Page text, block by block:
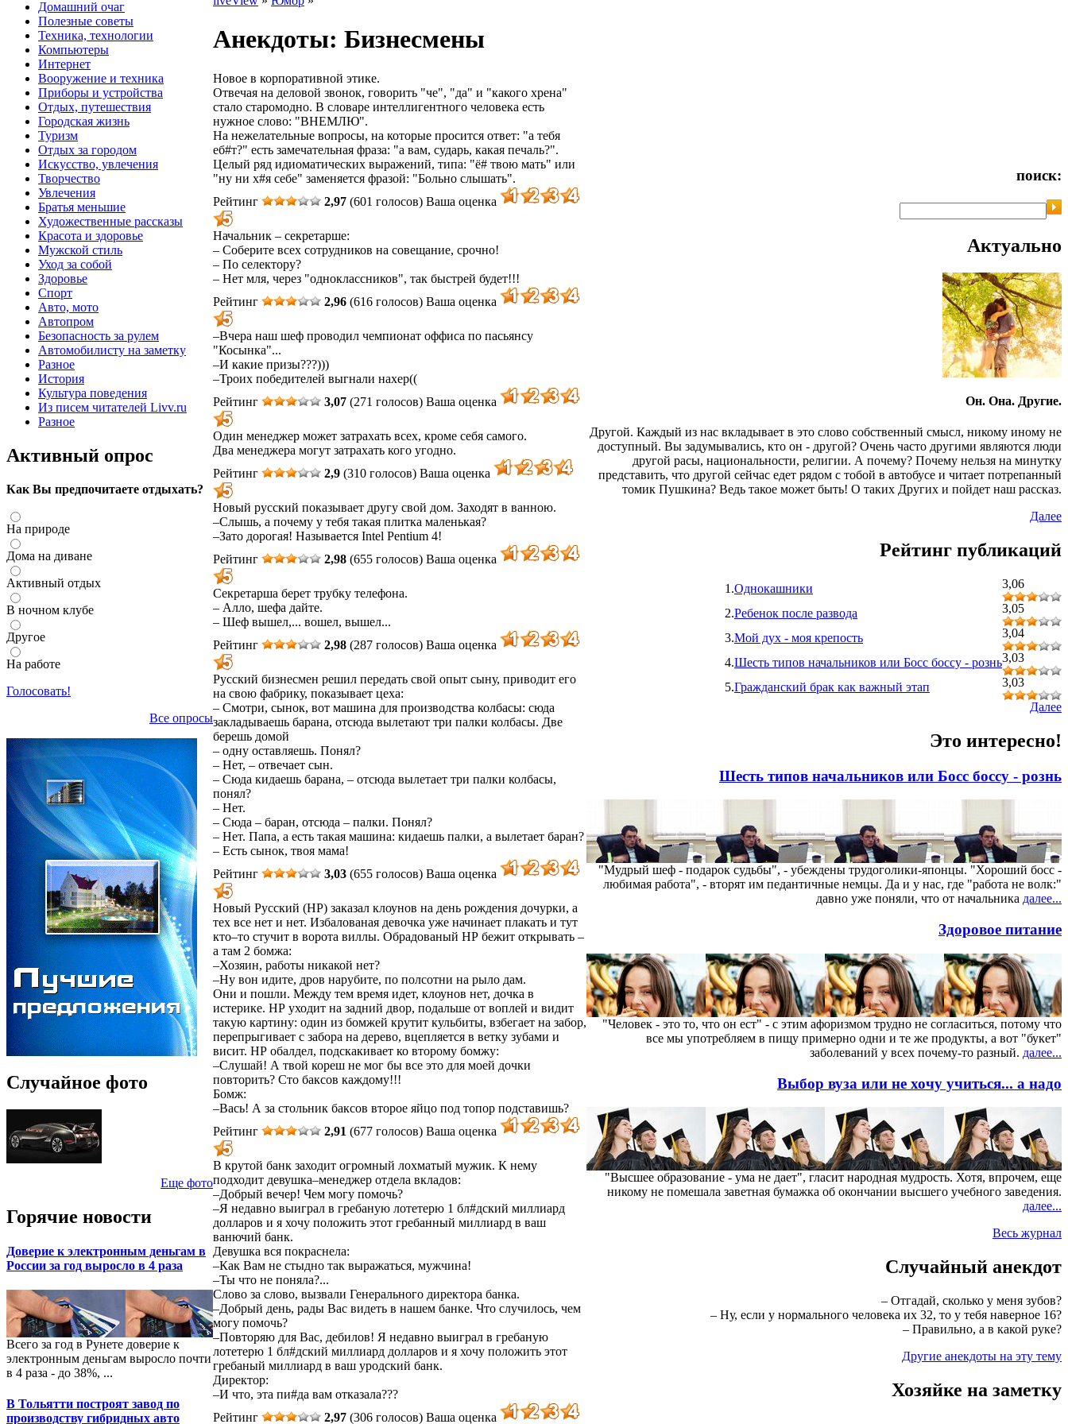
Домашний очаг
Полезные советы
Техника, технологии
Компьютеры
Интернет
Вооружение и техника
Приборы и устройства
Отдых, путешествия
Городская жизнь
Туризм
Отдых за городом
Искусство, увлечения
Творчество
Увлечения
Братья меньшие
Художественные рассказы
Красота и здоровье
Мужской стиль
Уход за собой
Здоровье
Спорт
Авто, мото
Автопром
Безопасность за рулем
Автомобилисту на заметку
Разное
История
Культура поведения
Из писем читателей Livv.ru
Разное
Активный опрос
Как Вы предпочитаете отдыхать?
На природе
Дома на диване
Активный отдых
В ночном клубе
Другое
На работе
Голосовать!
Все опросы
Случайное фото
Еще фото
Горячие новости
Доверие к электронным деньгам в
России за год выросло в 4 раза
Всего за год в Рунете доверие к
электронным деньгам выросло почти
в 4 раза - до 38%, ...
В Тольятти построят завод по
производству гибридных авто
Анекдоты: Бизнесмены
Новое в корпоративной этике.
Отвечая на деловой звонок, говорить "че", "да" и "какого хрена"
стало старомодно. В словаре интеллигентного человека есть
нужное слово: "ВНЕМЛЮ".
На нежелательные вопросы, на которые просится ответ: "а тебя
еб#т?" есть замечательная фраза: "а вам, сударь, какая печаль?".
Целый ряд идиоматических выражений, типа: "ё# твою мать" или
"ну ни х#я себе" заменяется фразой: "Больно слышать".
Рейтинг
2,97 (601 голосов) Ваша оценка
Начальник – секретарше:
– Соберите всех сотрудников на совещание, срочно!
– По селектору?
– Нет мля, через "одноклассников", так быстрей будет!!!
Рейтинг
2,96 (616 голосов) Ваша оценка
–Вчера наш шеф проводил чемпионат оффиса по пасьянсу
"Косынка"...
–И какие призы???)))
–Троих победителей выгнали нахер((
Рейтинг
3,07 (271 голосов) Ваша оценка
Один менеджер может затрахать всех, кроме себя самого.
Два менеджера могут затрахать кого угодно.
Рейтинг
2,9 (310 голосов) Ваша оценка
Новый русский показывает другу свой дом. Заходят в ванною.
–Слышь, а почему у тебя такая плитка маленькая?
–Зато дорогая! Называется Intel Pentium 4!
Рейтинг
2,98 (655 голосов) Ваша оценка
Секретарша берет трубку телефона.
– Алло, шефа дайте.
– Шеф вышел,... вошел, вышел...
Рейтинг
2,98 (287 голосов) Ваша оценка
Русский бизнесмен решил передать свой опыт сыну, приводит его
на свою фабрику, показывает цеха:
– Смотри, сынок, вот машина для производства колбасы: сюда
закладываешь барана, отсюда вылетают три палки колбасы. Две
берешь домой
– одну оставляешь. Понял?
– Нет, – отвечает сын.
– Сюда кидаешь барана, – отсюда вылетает три палки колбасы,
понял?
– Нет.
– Сюда – баран, отсюда – палки. Понял?
– Нет. Папа, а есть такая машина: кидаешь палки, а вылетает баран?
– Есть сынок, твоя мама!
Рейтинг
3,03 (655 голосов) Ваша оценка
Новый Русский (НР) заказал клоунов на день рождения дочурки, а
тех все нет и нет. Избалованая девочка уже начинает плакать и тут
кто–то стучит в ворота виллы. Обрадованый НР бежит открывать –
а там 2 бомжа:
–Хозяин, работы никакой нет?
–Ну вон идите, дров нарубите, по полсотни на рыло дам.
Они и пошли. Между тем время идет, клоунов нет, дочка в
истерике. НР уходит на задний двор, подальше от воплей и видит
такую картину: один из бомжей крутит кульбиты, взбегает на забор,
перепрыгивает с забора на дерево, вцепляется в ветку зубами и
висит. НР обалдел, подскакивает ко второму бомжу:
–Слушай! А твой кореш не мог бы все это для моей дочки
повторить? Сто баксов каждому!!!
Бомж:
–Вась! А за стольник баксов второе яйцо под топор подставишь?
Рейтинг
2,91 (677 голосов) Ваша оценка
В крутой банк заходит огромный лохматый мужик. К нему
подходит девушка–менеджер отдела вкладов:
–Добрый вечер! Чем могу помочь?
–Я недавно выиграл в гребаную лотетерю 1 бл#дский миллиард
долларов и я хочу положить этот гребанный миллиард в ваш
ванючий банк.
Девушка вся покраснела:
–Как Вам не стыдно так выражаться, мужчина!
–Ты что не поняла?...
Слово за слово, вызвали Генерального директора банка.
–Добрый день, рады Вас видеть в нашем банке. Что случилось, чем
могу помочь?
–Повторяю для Вас, дебилов! Я недавно выиграл в гребаную
лотетерю 1 бл#дский миллиард долларов и я хочу положить этот
гребаный миллиард в ваш уродский банк.
Директор:
–И что, эта пи#да вам отказала???
Рейтинг
2,97 (306 голосов) Ваша оценка
поиск:
Актуально
Он. Она. Другие.
Другой. Каждый из нас вкладывает в это слово собственный смысл, никому иному не
доступный. Вы задумывались, кто он - другой? Очень часто другими являются люди
другой расы, национальности, религии. А почему? Почему нельзя на минутку
представить, что другой сейчас едет рядом с тобой в автобусе и читает потрепанный
томик Пушкина? Ведь такое может быть! О таких Других и пойдет наш рассказ.
Далее
Рейтинг публикаций
1.Однокашники 3,06
2.Ребенок после развода 3,05
3.Мой дух - моя крепость 3,04
4.Шесть типов начальников или Босс боссу - рознь3,03
5.Гражданский брак как важный этап
3,03
Далее
Это интересно!
Шесть типов начальников или Босс боссу - рознь
"Мудрый шеф - подарок судьбы", - убеждены трудоголики-японцы. "Хороший босс -
любимая работа", - вторят им педантичные немцы. Да и у нас, где "работа не волк:"
давно уже поняли, что от начальника далее...
Здоровое питание
"Человек - это то, что он ест" - с этим афоризмом трудно не согласиться, потому что
все мы употребляем в пищу примерно одни и те же продукты, а вот "букет"
заболеваний у всех почему-то разный. далее...
Выбор вуза или не хочу учиться... а надо
"Высшее образование - ума не дает", гласит народная мудрость. Хотя, впрочем, еще
никому не помешала заветная бумажка об окончании высшего учебного заведения.
далее...
Весь журнал
Случайный анекдот
– Отгадай, сколько у меня зубов?
– Ну, если у нормального человека их 32, то у тебя наверное 16?
– Правильно, а в какой руке?
Другие анекдоты на эту тему
Хозяйке на заметку